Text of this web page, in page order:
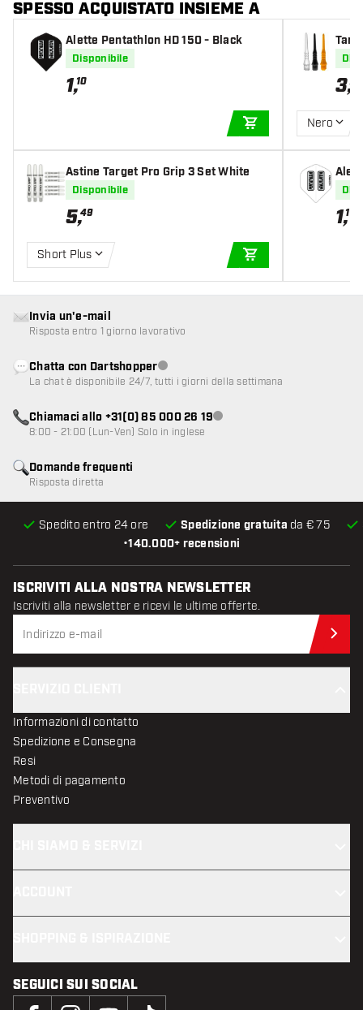
SPESSO ACQUISTATO INSIEME A
Alette Pentathlon HD 150 - Black
Disponibile
1,10
AGGIUNGI AL
Astine Target Pro Grip 3 Set White
Disponibile
5,49
Short Plus
3,75
Nero
1,10
•140.000+ recensioni
Spedito entro 24 ore Spedizione gratuita da € 75
Domande frequenti
Risposta diretta
Invia un'e-mail
Risposta entro 1 giorno lavorativo
Chatta con DartshopperServizio clienti non disponibile
La chat è disponibile 24/7, tutti i giorni della settimana
Chiamaci allo +31(0) 85 000 26 19Servizio clienti non disponibile
8:00 - 21:00 (Lun-Ven) Solo in inglese
ISCRIVITI ALLA NOSTRA NEWSLETTER
Iscriviti alla newsletter e ricevi le ultime offerte.
Informazioni di contatto
Spedizione e Consegna
Resi
Metodi di pagamento
Preventivo
SEGUICI SUI SOCIAL